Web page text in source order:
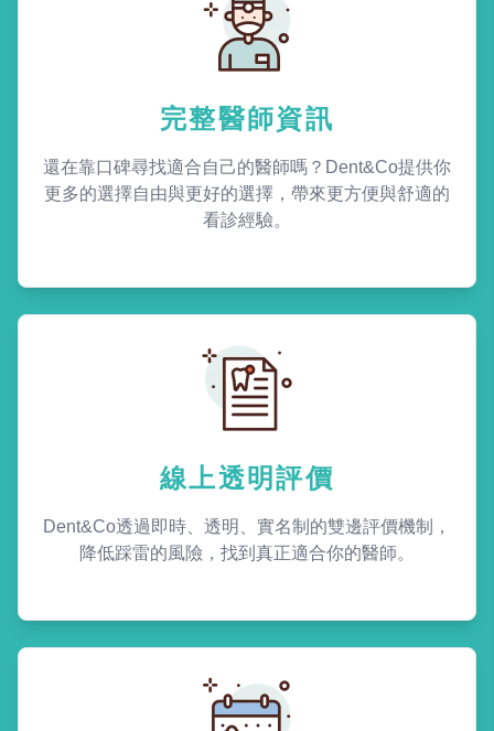
完整醫師資訊
還在靠口碑尋找適合自己的醫師嗎？Dent&Co提供你
更多的選擇自由與更好的選擇，帶來更方便與舒適的
看診經驗。
線上透明評價
Dent&Co透過即時、透明、實名制的雙邊評價機制，
降低踩雷的風險，找到真正適合你的醫師。